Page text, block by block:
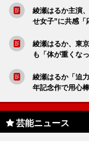
綾瀬はるか主演
せ女子”に共感「
綾瀬はるか、東
も「体が重くなっ
綾瀬はるか「迫
年記念作で用心
芸能ニュース